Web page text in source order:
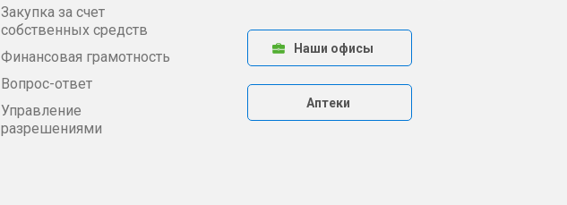
Закупка за счет
собственных средств
Финансовая грамотность
Вопрос-ответ
Управление
разрешениями
Наши офисы
Аптеки